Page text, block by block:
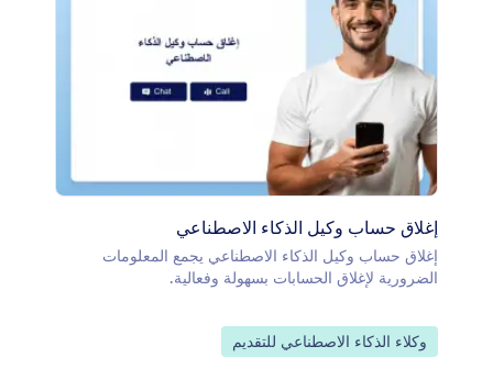
إغلاق حساب وكيل الذكاء الاصطناعي
إغلاق حساب وكيل الذكاء الاصطناعي يجمع المعلومات
الضرورية لإغلاق الحسابات بسهولة وفعالية.
انتقل إلى الفئة:
وكلاء الذكاء الاصطناعي للتقديم